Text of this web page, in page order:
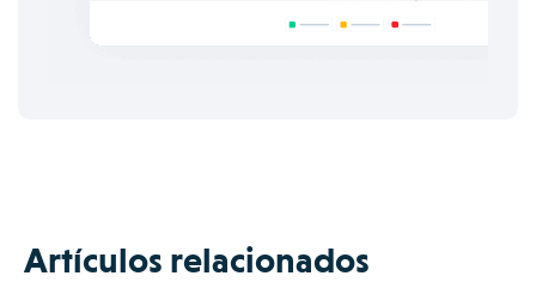
Artículos relacionados